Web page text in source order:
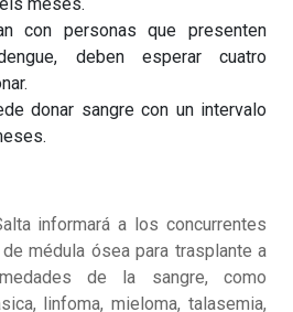
con personas que presenten
deben esperar cuatro
donar sangre con un intervalo
informará a los concurrentes
médula ósea para trasplante a
de la sangre, como
linfoma, mieloma, talasemia,